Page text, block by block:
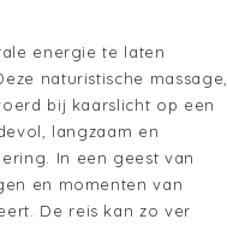
energie te laten
naturistische massage,
bij kaarslicht op een
langzaam en
In een geest van
en momenten van
De reis kan zo ver